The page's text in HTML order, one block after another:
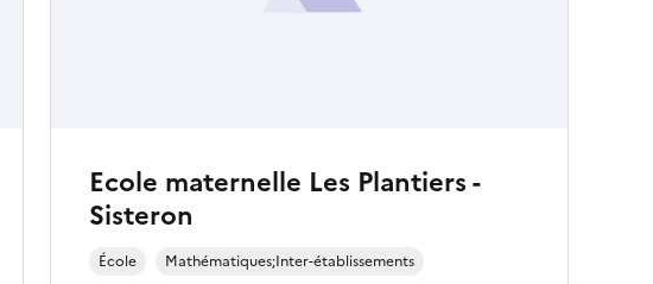
Ecole maternelle Les Plantiers -
Sisteron
École Mathématiques;Inter-établissements